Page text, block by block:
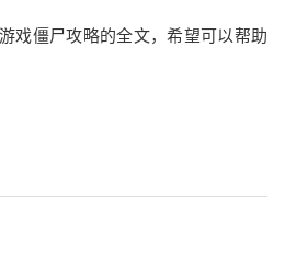
戏僵尸攻略的全文，希望可以帮助